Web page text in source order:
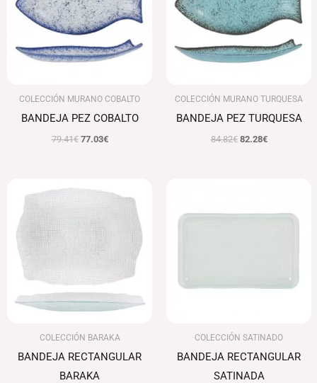
COLECCIÓN MURANO COBALTO
BANDEJA PEZ COBALTO
79.41€ 77.03€
COLECCIÓN MURANO TURQUESA
BANDEJA PEZ TURQUESA
84.82€ 82.28€
COLECCIÓN BARAKA
BANDEJA RECTANGULAR
BARAKA
de
precios:
desde
76.86€
COLECCIÓN SATINADO
BANDEJA RECTANGULAR
SATINADA